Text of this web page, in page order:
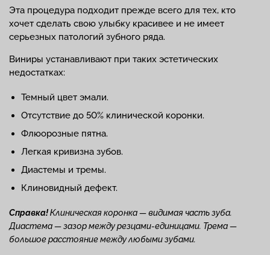
Эта процедура подходит прежде всего для тех, кто
хочет сделать свою улыбку красивее и не имеет
серьезных патологий зубного ряда.
Виниры устанавливают при таких эстетических
недостатках:
Темный цвет эмали.
Отсутствие до 50% клинической коронки.
Флюорозные пятна.
Легкая кривизна зубов.
Диастемы и тремы.
Клиновидный дефект.
Справка!Клиническая коронка — видимая часть зуба.
Диастема — зазор между резцами-единицами. Трема —
большое расстояние между любыми зубами.